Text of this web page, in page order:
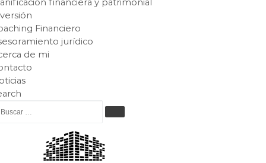
financiera y patrimonial
Financiero
jurídico
de mi
BUSCAR …